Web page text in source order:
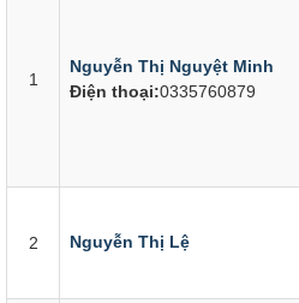
1
Nguyễn Thị Nguyệt Minh
Điện thoại:0335760879
2 Nguyễn Thị Lệ